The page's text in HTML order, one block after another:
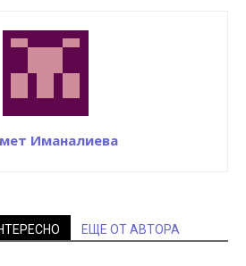
Иманалиева
ЕЩЕ ОТ АВТОРА